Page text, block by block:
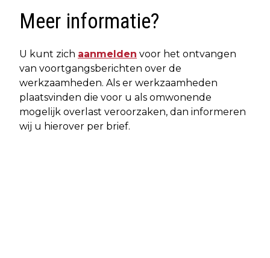
Meer informatie?
U kunt zich aanmelden voor het ontvangen
van voortgangsberichten over de
werkzaamheden. Als er werkzaamheden
plaatsvinden die voor u als omwonende
mogelijk overlast veroorzaken, dan informeren
wij u hierover per brief.